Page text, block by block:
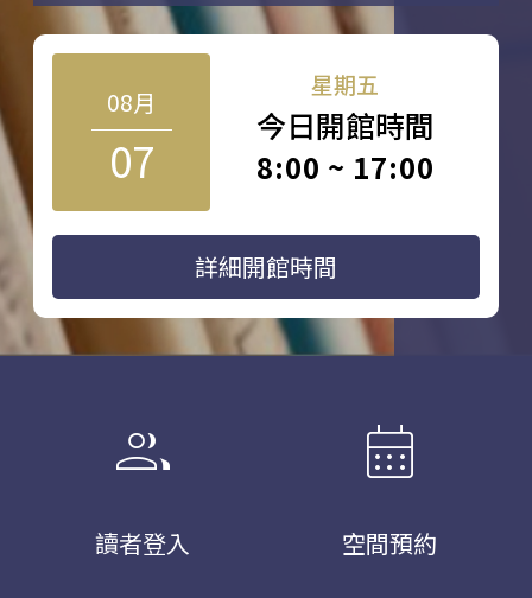
08月
07
星期五
今日開館時間
8:00 ~ 17:00
詳細開館時間
group
讀者登入
calendar_month
空間預約